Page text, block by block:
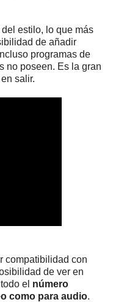
estilo, lo que más
de añadir
programas de
no poseen. Es la gran
salir.
compatibilidad con
de ver en
el número
como para audio.